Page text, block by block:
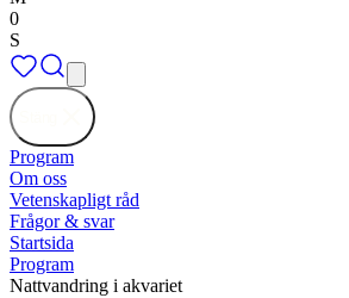
0
S
Program
Om oss
Vetenskapligt råd
Frågor & svar
Startsida
Program
Nattvandring i akvariet